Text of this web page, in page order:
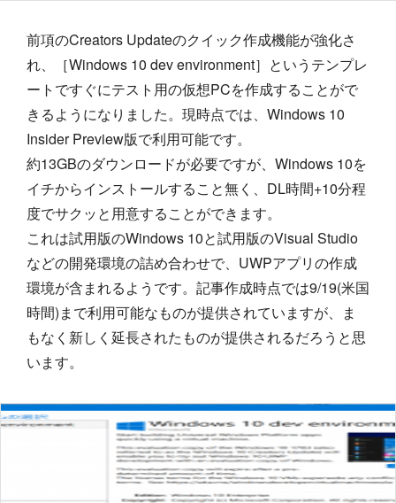
前項のCreators Updateのクイック作成機能が強化さ
れ、［Windows 10 dev environment］というテンプレ
ートですぐにテスト用の仮想PCを作成することがで
きるようになりました。現時点では、Windows 10
Insider Preview版で利用可能です。
約13GBのダウンロードが必要ですが、Windows 10を
イチからインストールすること無く、DL時間+10分程
度でサクッと用意することができます。
これは試用版のWindows 10と試用版のVisual Studio
などの開発環境の詰め合わせで、UWPアプリの作成
環境が含まれるようです。記事作成時点では9/19(米国
時間)まで利用可能なものが提供されていますが、ま
もなく新しく延長されたものが提供されるだろうと思
います。